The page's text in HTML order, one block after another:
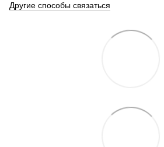
Другие способы связаться